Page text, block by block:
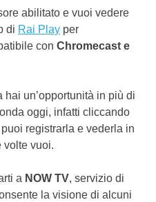
abilitato e vuoi vedere
di Rai Play per
con Chromecast e
un’opportunità in più di
oggi, infatti cliccando
puoi registrarla e vederla in
volte vuoi.
a NOW TV, servizio di
la visione di alcuni